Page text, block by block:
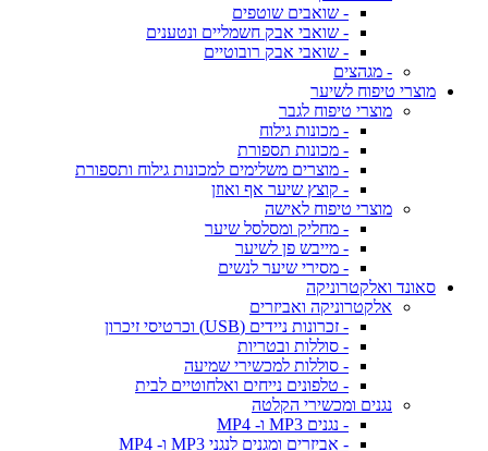
- שואבים שוטפים
- שואבי אבק חשמליים ונטענים
- שואבי אבק רובוטיים
- מגהצים
מוצרי טיפוח לשיער
מוצרי טיפוח לגבר
- מכונות גילוח
- מכונות תספורת
- מוצרים משלימים למכונות גילוח ותספורת
- קוצץ שיער אף ואוזן
מוצרי טיפוח לאישה
- מחליק ומסלסל שיער
- מייבש פן לשיער
- מסירי שיער לנשים
סאונד ואלקטרוניקה
אלקטרוניקה ואביזרים
- זכרונות ניידים (USB) וכרטיסי זיכרון
- סוללות ובטריות
- סוללות למכשירי שמיעה
- טלפונים נייחים ואלחוטיים לבית
נגנים ומכשירי הקלטה
- נגנים MP3 ו- MP4
- אביזרים ומגנים לנגני MP3 ו- MP4